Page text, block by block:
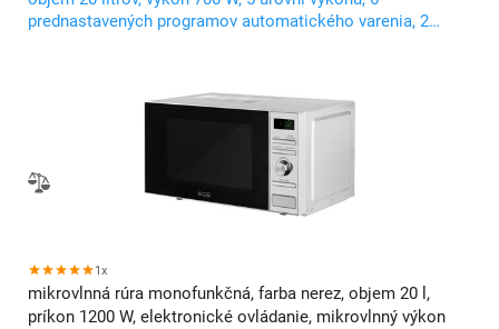
prednastavených programov automatického varenia, 2
1x
mikrovlnná rúra monofunkčná, farba nerez, objem 20 l,
príkon 1200 W, elektronické ovládanie, mikrovlnný výkon